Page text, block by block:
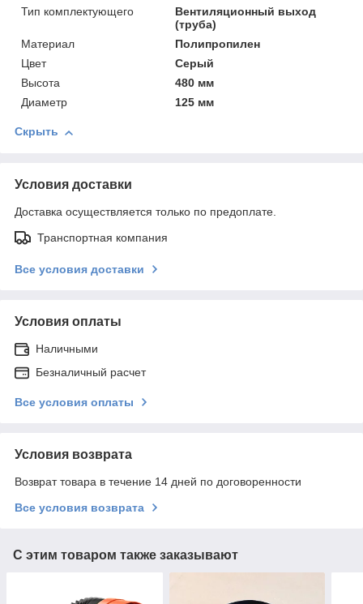
Тип комплектующего
Вентиляционный выход
(труба)
Материал
Полипропилен
Цвет
Серый
Высота
480 мм
Диаметр
125 мм
Скрыть
Условия доставки
Доставка осуществляется только по предоплате.
Транспортная компания
Все условия доставки
Условия оплаты
Наличными
Безналичный расчет
Все условия оплаты
Условия возврата
Возврат товара в течение 14 дней по договоренности
Все условия возврата
С этим товаром также заказывают